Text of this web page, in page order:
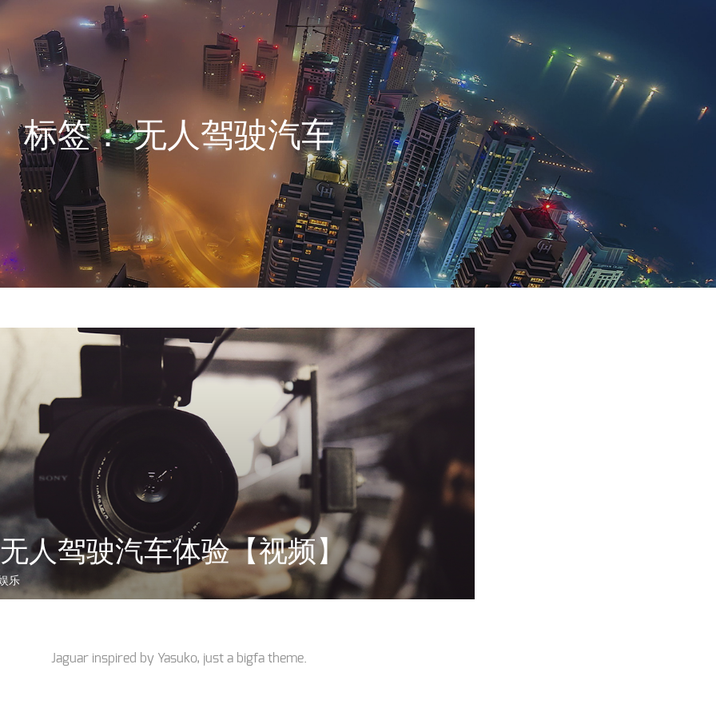
标签：无人驾驶汽车
人驾驶汽车体验【视频】
乐
Jaguar inspired by Yasuko, just a bigfa theme.